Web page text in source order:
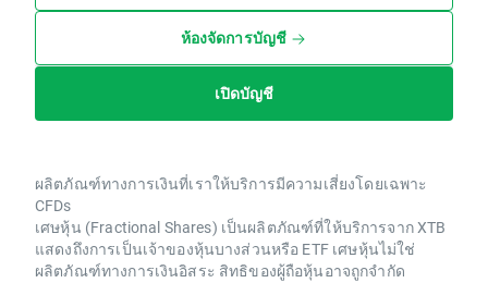
ห้องจัดการบัญชี
เปิดบัญชี
ผลิตภัณฑ์ทางการเงินที่เราให้บริการมีความเสี่ยงโดยเฉพาะ
CFDs
เศษหุ้น (Fractional Shares) เป็นผลิตภัณฑ์ที่ให้บริการจาก XTB
แสดงถึงการเป็นเจ้าของหุ้นบางส่วนหรือ ETF เศษหุ้นไม่ใช่
ผลิตภัณฑ์ทางการเงินอิสระ สิทธิของผู้ถือหุ้นอาจถูกจำกัด